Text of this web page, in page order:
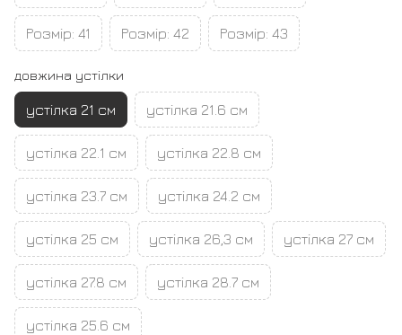
Розмір: 41 Розмір: 42 Розмір: 43
довжина устілки
устілка 21 см устілка 21.6 см
устілка 22.1 см устілка 22.8 см
устілка 23.7 см устілка 24.2 см
устілка 25 см устілка 26,3 см устілка 27 см
устілка 27.8 см устілка 28.7 см
устілка 25.6 см